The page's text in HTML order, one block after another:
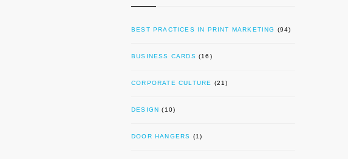
BEST PRACTICES IN PRINT MARKETING (94)
BUSINESS CARDS (16)
CORPORATE CULTURE (21)
DESIGN (10)
DOOR HANGERS (1)